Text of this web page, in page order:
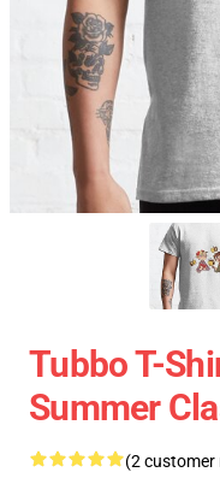
Tubbo T-
Summer
(2 customer